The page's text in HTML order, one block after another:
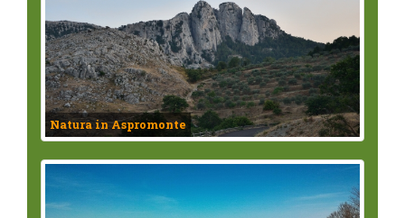
Natura in Aspromonte